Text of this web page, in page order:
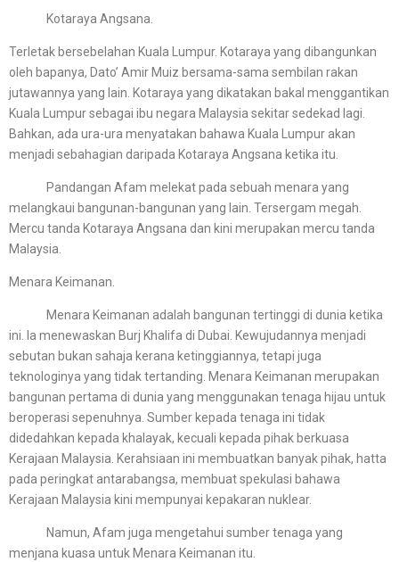
Kotaraya Angsana.
Terletak bersebelahan Kuala Lumpur. Kotaraya yang dibangunkan
oleh bapanya, Dato’ Amir Muiz bersama-sama sembilan rakan
jutawannya yang lain. Kotaraya yang dikatakan bakal menggantikan
Kuala Lumpur sebagai ibu negara Malaysia sekitar sedekad lagi.
Bahkan, ada ura-ura menyatakan bahawa Kuala Lumpur akan
menjadi sebahagian daripada Kotaraya Angsana ketika itu.
Pandangan Afam melekat pada sebuah menara yang
melangkaui bangunan-bangunan yang lain. Tersergam megah.
Mercu tanda Kotaraya Angsana dan kini merupakan mercu tanda
Malaysia.
Menara Keimanan.
Menara Keimanan adalah bangunan tertinggi di dunia ketika
ini. Ia menewaskan Burj Khalifa di Dubai. Kewujudannya menjadi
sebutan bukan sahaja kerana ketinggiannya, tetapi juga
teknologinya yang tidak tertanding. Menara Keimanan merupakan
bangunan pertama di dunia yang menggunakan tenaga hijau untuk
beroperasi sepenuhnya. Sumber kepada tenaga ini tidak
didedahkan kepada khalayak, kecuali kepada pihak berkuasa
Kerajaan Malaysia. Kerahsiaan ini membuatkan banyak pihak, hatta
pada peringkat antarabangsa, membuat spekulasi bahawa
Kerajaan Malaysia kini mempunyai kepakaran nuklear.
Namun, Afam juga mengetahui sumber tenaga yang
menjana kuasa untuk Menara Keimanan itu.